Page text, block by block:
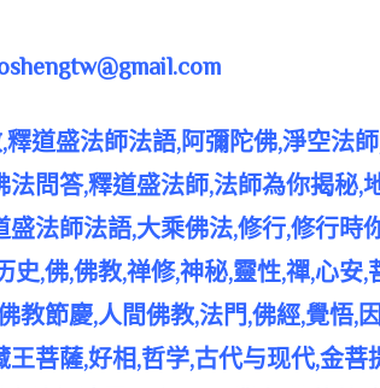
道盛法師法語,阿彌陀佛,淨空法
法問答,釋道盛法師,法師為你揭秘,
盛法師法語,大乘佛法,修行,修行時
史,佛,佛教,禅修,神秘,靈性,禪,心安,
教節慶,人間佛教,法門,佛經,覺悟,
王菩薩,好相,哲学,古代与现代,金菩